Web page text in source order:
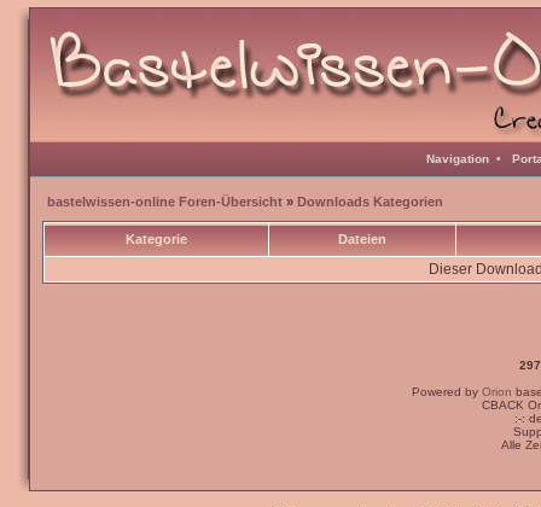
Navigation •
bastelwissen-online Foren-Übersicht » Downloads Kategorien
Kategorie Dateien
Dieser
Powered by Orion
CBACK
:-:
Alle